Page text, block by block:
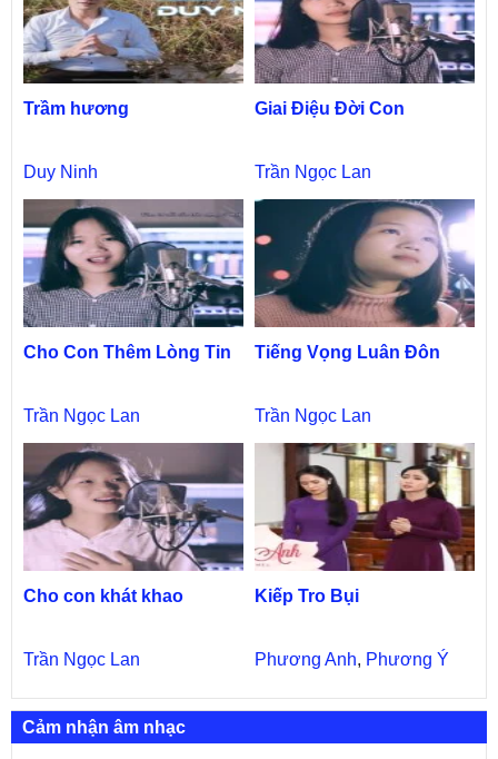
Trầm hương
Duy Ninh
Giai Điệu Đời Con
Trần Ngọc Lan
Cho Con Thêm Lòng Tin
Trần Ngọc Lan
Tiếng Vọng Luân Đôn
Trần Ngọc Lan
Cho con khát khao
Trần Ngọc Lan
Kiếp Tro Bụi
Phương Anh, Phương Ý
Cảm nhận âm nhạc